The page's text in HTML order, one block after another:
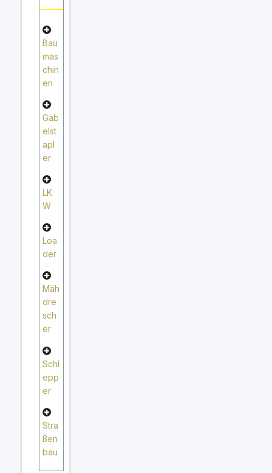
Bau
mas
chin
en
Gab
elst
apl
er
LK
W
Loa
der
Mäh
dre
sch
er
Schl
epp
er
Stra
ßen
bau